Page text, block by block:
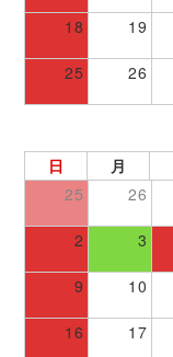
18 19
25 26
日 月
25
26
2 3
9 10
16 17